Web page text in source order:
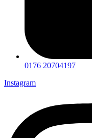
0176 20704197
Instagram